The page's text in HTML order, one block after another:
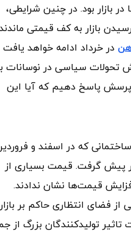
بازار بود. در چنین شرایطی،
بازار به کف قیمتی
در خرداد ادامه خواهد یافت
تحولات سیاسی در نوسانات
پرداخته و در نهایت، به این پرسش پاسخ دهیم که آیا این
محصول ساختمانی که در اسفند و
در پیش گرفت. قیمت بسیاری از
قیمت‌ها نشان ندادند.
فضای انتظاری حاکم بر بازار
تولیدکنندگان بزرگ از